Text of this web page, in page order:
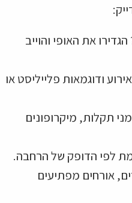
את האופי והוייב
ודוגמאות פלייליסט או
תקלות, מיקרופונים
לפי הדופק של הרחבה.
אורחים מפתיעים